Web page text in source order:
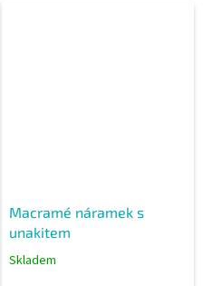
Macramé náramek s
unakitem
Skladem